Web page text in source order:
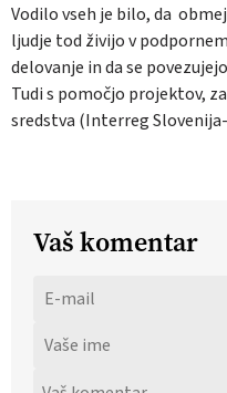
Vodilo vseh je bilo, da
ljudje tod živijo v
delovanje in da se
Tudi s pomočjo projektov,
sredstva (Interreg
Vaš komentar